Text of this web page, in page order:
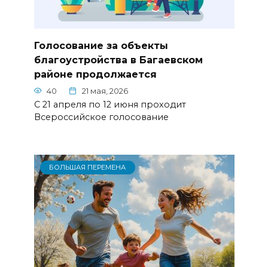
Голосование за объекты
благоустройства в Багаевском
районе продолжается
40 21 мая, 2026
С 21 апреля по 12 июня проходит
Всероссийское голосование
БОЛЬШАЯ ПЕРЕМЕНА